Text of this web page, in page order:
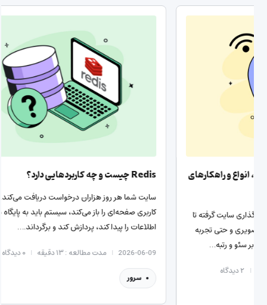
پینگ (ping) چیست؟ تعریف ساده، انواع و راهکارهای
پینگ روی همه‌چیز اثر دارد؛ از سرعت بارگذاری سایت گرفته تا
روان بودن بازی آنلاین، کیفیت تماس تصویری و حتی تجربه
کاربری‌ای که می‌تواند به‌طور غیرمستقیم بر سئو و رتبه…
2026-07-21
سایت
کاربری
06-09